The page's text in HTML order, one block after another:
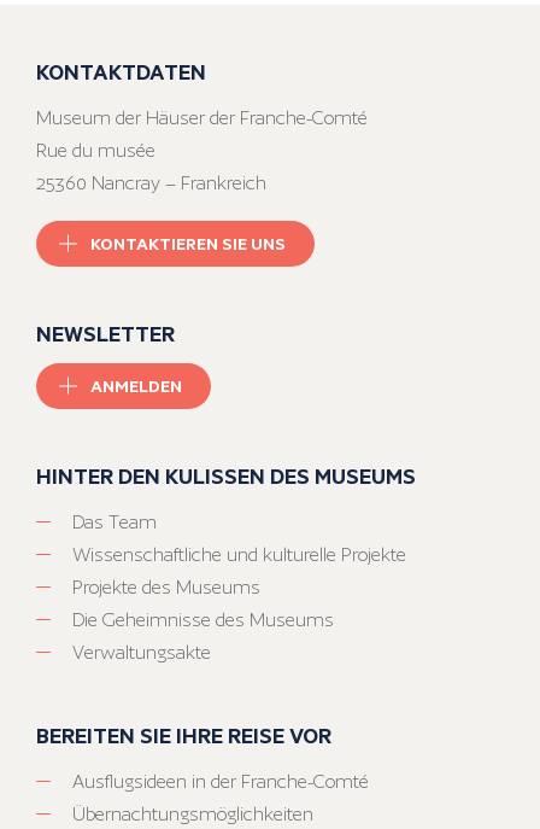
KONTAKTDATEN
Museum der Häuser der Franche-Comté
Rue du musée
25360 Nancray – Frankreich
KONTAKTIEREN SIE UNS
NEWSLETTER
ANMELDEN
HINTER DEN KULISSEN DES MUSEUMS
Das Team
Wissenschaftliche und kulturelle Projekte
Projekte des Museums
Die Geheimnisse des Museums
Verwaltungsakte
BEREITEN SIE IHRE REISE VOR
Ausflugsideen in der Franche-Comté
Übernachtungsmöglichkeiten